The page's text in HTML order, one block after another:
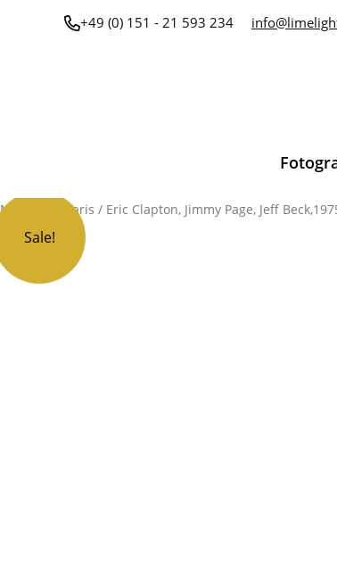
+49 (0) 151 - 21 593 234
Michael Zagaris / Eric Clapton, Jimmy Page, Jeff
Sale!